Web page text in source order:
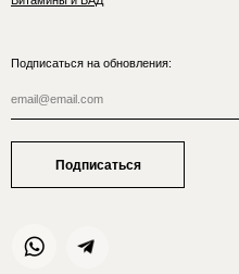
Подписаться на обновления:
Подписаться